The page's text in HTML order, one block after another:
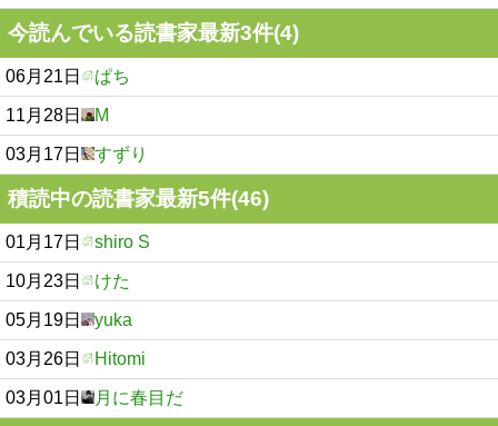
今読んでいる読書家最新3件(4)
06月21日 ぱち
11月28日 M
03月17日 すずり
積読中の読書家最新5件(46)
01月17日 shiro S
10月23日 けた
05月19日 yuka
03月26日 Hitomi
03月01日 月に春目だ